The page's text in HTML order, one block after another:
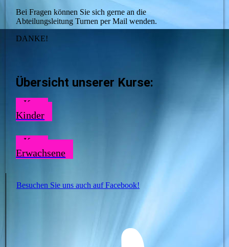
Bei Fragen können Sie sich gerne an die
Abteilungsleitung Turnen per Mail wenden.
DANKE!
Übersicht unserer Kurse:
Kurse
Kinder
Kurse
Erwachsene
Besuchen Sie uns auch auf Facebook!